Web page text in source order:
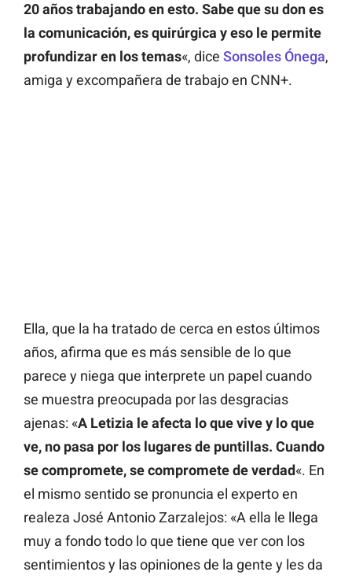
20 años trabajando en esto. Sabe que su don es
la comunicación, es quirúrgica y eso le permite
profundizar en los temas«, dice Sonsoles Ónega,
amiga y excompañera de trabajo en CNN+.
Ella, que la ha tratado de cerca en estos últimos
años, afirma que es más sensible de lo que
parece y niega que interprete un papel cuando
se muestra preocupada por las desgracias
ajenas: «A Letizia le afecta lo que vive y lo que
ve, no pasa por los lugares de puntillas. Cuando
se compromete, se compromete de verdad«. En
el mismo sentido se pronuncia el experto en
realeza José Antonio Zarzalejos: «A ella le llega
muy a fondo todo lo que tiene que ver con los
sentimientos y las opiniones de la gente y les da